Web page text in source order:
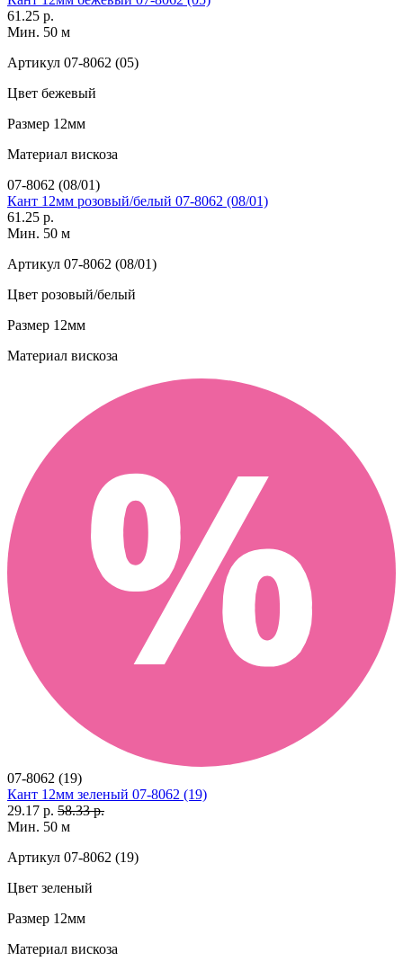
61.25 р.
Мин. 50 м
Артикул 07-8062 (05)
Цвет бежевый
Размер 12мм
Материал вискоза
07-8062 (08/01)
Кант 12мм розовый/белый 07-8062 (08/01)
61.25 р.
Мин. 50 м
Артикул 07-8062 (08/01)
Цвет розовый/белый
Размер 12мм
Материал вискоза
07-8062 (19)
Кант 12мм зеленый 07-8062 (19)
29.17 р. 58.33 р.
Мин. 50 м
Артикул 07-8062 (19)
Цвет зеленый
Размер 12мм
Материал вискоза